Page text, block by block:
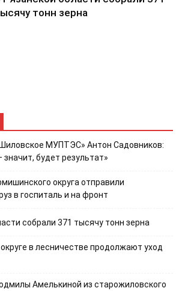
тонн зерна
МУПТЭС» Антон Садовников:
значит, будет результат»
округа отправили
в госпиталь и на фронт
собрали 371 тысячу тонн зерна
в лесничестве продолжают уход
Амелькиной из старожиловского